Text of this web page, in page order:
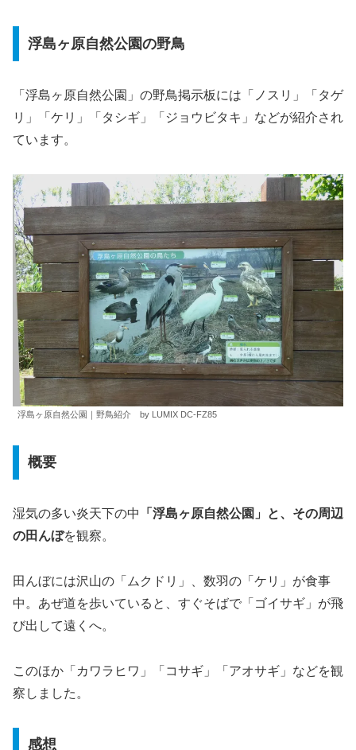
浮島ヶ原自然公園の野鳥
「浮島ヶ原自然公園」の野鳥掲示板には「ノスリ」「タゲ
リ」「ケリ」「タシギ」「ジョウビタキ」などが紹介され
ています。
浮島ヶ原自然公園｜野鳥紹介 by LUMIX DC-FZ85
概要
湿気の多い炎天下の中
「浮島ヶ原自然公園」と、その周辺
の田んぼを観察。
田んぼには沢山の「ムクドリ」、数羽の「ケリ」が食事
中。あぜ道を歩いていると、すぐそばで「ゴイサギ」が飛
び出して遠くへ。
このほか「カワラヒワ」「コサギ」「アオサギ」などを観
察しました。
感想